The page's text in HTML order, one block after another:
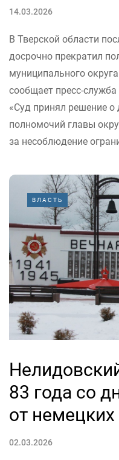
14.03.2026
В Тверской области
досрочно прекратил
муниципального
сообщает пресс-
«Суд принял решение
полномочий главы
за несоблюдение
ВЛАСТЬ
83 года со
от немецких
02.03.2026